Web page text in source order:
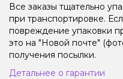
Все заказы тщательно
при транспортировке.
повреждение упаковки
это на "Новой почте"
получения посылки.
Детальнее о гарантии